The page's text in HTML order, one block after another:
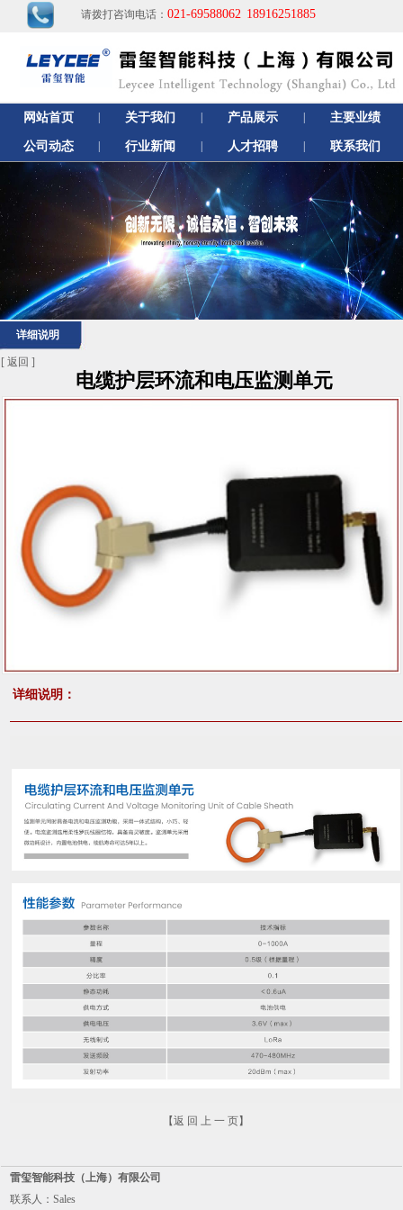
请拨打咨询电话： 021-69588062 18916251885
网站首页 关于我们 产品展示 主要业绩
公司动态 行业新闻 人才招聘 联系我们
详细说明
[ 返回 ]
电缆护层环流和电压监测单元
详细说明：
【返 回 上 一 页】
雷玺智能科技（上海）有限公司
联系人：Sales